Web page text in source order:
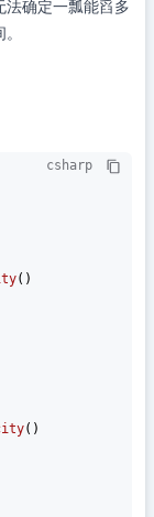
确定一瓢能舀多
csharp
()
()